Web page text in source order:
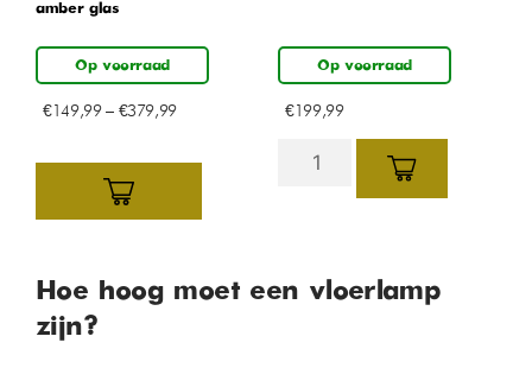
amber glas
Op voorraad
€149,99– €379,99
Op voorraad
€199,99
Hoe hoog moet een vloerlamp
zijn?